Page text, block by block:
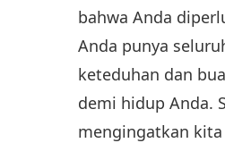
bahwa Anda
Anda punya
keteduhan dan
demi hidup Anda.
mengingatkan kita